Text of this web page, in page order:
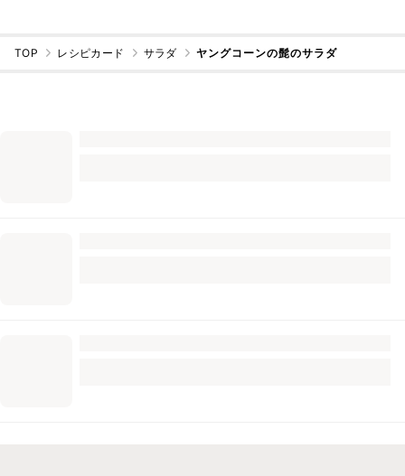
TOP レシピカード サラダ ヤングコーンの髭のサラダ